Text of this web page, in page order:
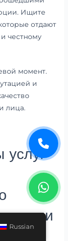
Ищите
отдают
честному
момент.
и
лица.
услуг
Russian